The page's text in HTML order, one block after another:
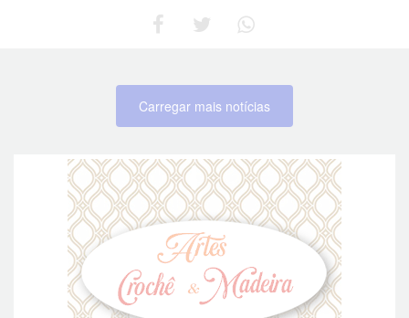
Carregar mais notícias